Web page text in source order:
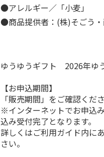
●アレルギー／「小麦」
●商品提供者：(株)そごう
ゆうゆうギフト 2026年ゆ
【お申込期間】
「販売期間」をご確認くださ
※インターネットでお申込
込み受付完了となります。
詳しくはご利用ガイド内に
さい。